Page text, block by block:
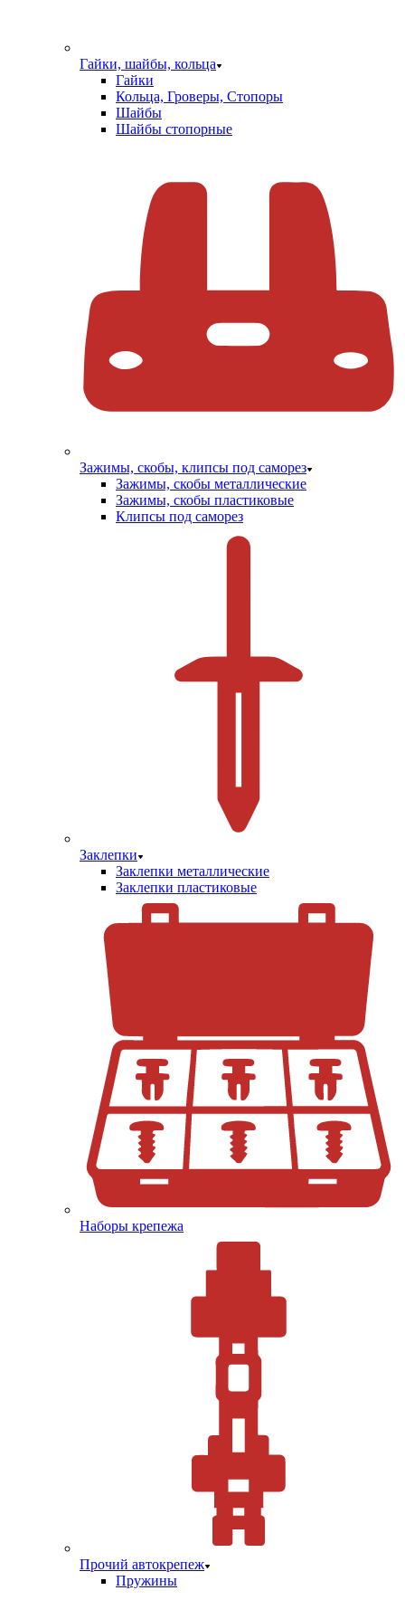
Гайки, шайбы, кольца
Гайки
Кольца, Гроверы, Стопоры
Шайбы
Шайбы стопорные
Зажимы, скобы, клипсы под саморез
Зажимы, скобы металлические
Зажимы, скобы пластиковые
Клипсы под саморез
Заклепки
Заклепки металлические
Заклепки пластиковые
Наборы крепежа
Прочий автокрепеж
Пружины